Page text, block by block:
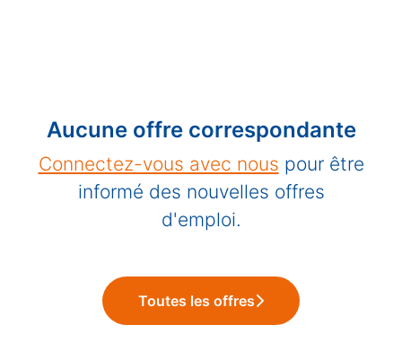
Aucune offre correspondante
Connectez-vous avec nous pour être
informé des nouvelles offres
d'emploi.
Toutes les offres